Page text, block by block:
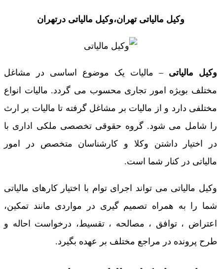
وکیل مالیاتی تهران،وکیل مالیاتی درتهران
وکیل مالیاتی – مالیات یک موضوع اساسی در مشاغل
مختلف بویژه امور تجاری محسوب می گردد. مالیات انواع
مختلفی دارد و از مالیات بر مشاغل گرفته تا مالیات بر ارث
را شامل می شود. گروه حقوقی تخصصی ملکی اداری با
در اختیار داشتن وکلا و کارشناسان متخصص در امور
مالیاتی در کنار شما است.
وکیل مالیاتی می تواند اجرای توام با اختیار کارهای مالیاتی
شما را به همراه تصمیم گیری در مواردی مانند تمکین،
اعتراض ، توافق ، مصالحه ، تقسیط، درخواست احاله و
طرح پرونده در مراجع مختلف بر عهده بگیرد.